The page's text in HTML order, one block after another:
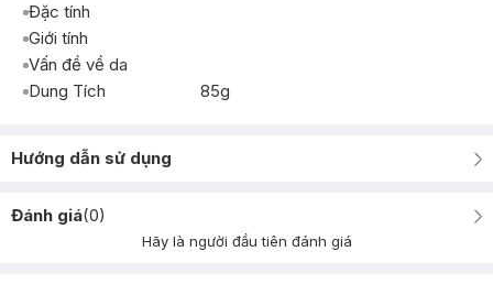
Đặc tính
Giới tính
Vấn đề về da
Dung Tích
85g
Hướng dẫn sử dụng
Đánh giá(0)
Hãy là người đầu tiên đánh giá